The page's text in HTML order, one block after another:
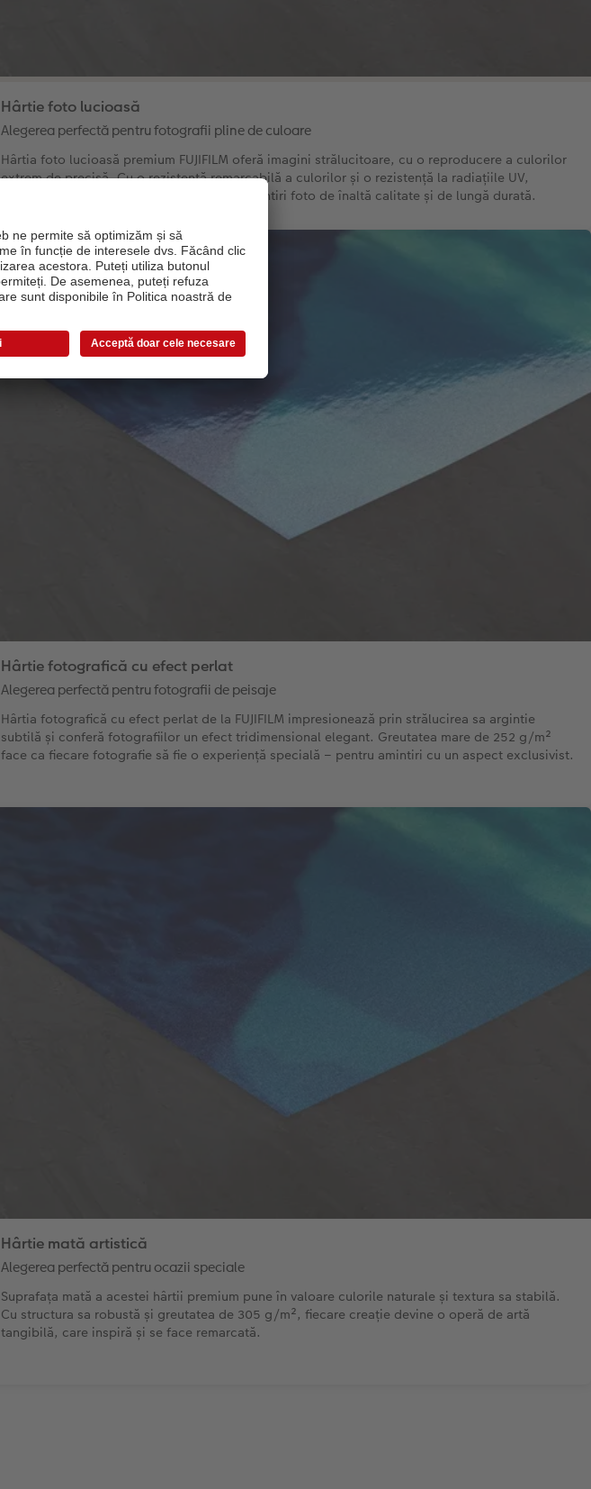
Hârtie foto lucioasă
Alegerea perfectă pentru fotografii pline de culoare
Hârtia foto lucioasă premium FUJIFILM oferă imagini strălucitoare, cu o reproducere a culorilor
extrem de precisă. Cu o rezistență remarcabilă a culorilor și o rezistență la radiațiile UV,
greutatea sa mare de 245 g/m² asigură amintiri foto de înaltă calitate și de lungă durată.
Hârtie fotografică cu efect perlat
Alegerea perfectă pentru fotografii de peisaje
Hârtia fotografică cu efect perlat de la FUJIFILM impresionează prin strălucirea sa argintie
subtilă și conferă fotografiilor un efect tridimensional elegant. Greutatea mare de 252 g/m²
face ca fiecare fotografie să fie o experiență specială – pentru amintiri cu un aspect exclusivist.
Hârtie mată artistică
Alegerea perfectă pentru ocazii speciale
Suprafața mată a acestei hârtii premium pune în valoare culorile naturale și textura sa stabilă.
Cu structura sa robustă și greutatea de 305 g/m², fiecare creație devine o operă de artă
tangibilă, care inspiră și se face remarcată.